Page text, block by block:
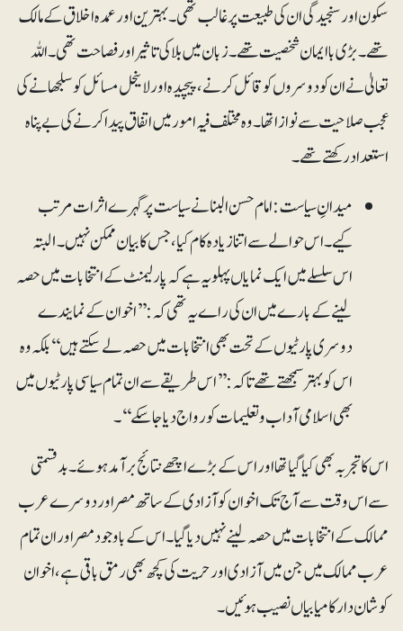
سکون اور سنجیدگی ان کی طبیعت پر غالب تھی۔ بہترین اور عمدہ اخلاق کے مالک
تھے۔ بڑی با ایمان شخصیت تھے۔ زبان میں بلاکی تاثیر اور فصاحت تھی۔ اللہ
تعالیٰ نے ان کو دوسروں کو قائل کرنے ، پیچیدہ اور لاینحل مسائل کو سلجھانے کی
عجب صلاحیت سے نوازاتھا۔ وہ مختلف فیہ امور میں اتفاق پیدا کرنے کی بے پناہ
استعداد رکھتے تھے۔
میدانِ سیاست: امام حسن البنانے سیاست پر گہرے اثرات مرتب
کیے۔ اس حوالے سے اتنا زیادہ کام کیا، جس کا بیان ممکن نہیں۔ ۱لبتہ
اس سلسلے میں ایک نمایاں پہلو یہ ہے کہ پارلیمنٹ کے انتخابات میں حصہ
لینے کے بارے میں ان کی راے یہ تھی کہ:’’اخوان کے نمایندے
دوسری پارٹیوں کے تحت بھی انتخابات میں حصہ لے سکتے ہیں ‘‘بلکہ وہ
اس کو بہتر سمجھتے تھے تاکہ: ’’اس طریقے سے ان تمام سیاسی پارٹیوں میں
بھی اسلامی آداب و تعلیمات کو رواج دیا جاسکے‘‘۔
اس کاتجربہ بھی کیاگیاتھا اور اس کے بڑے اچھے نتائج برآمد ہوئے۔ بد قسمتی
سے اس وقت سے آج تک اخوان کو آزادی کے ساتھ مصر اور دوسرے عرب
ممالک کے انتخابات میں حصہ لینے نہیں دیا گیا۔ اس کے باوجود مصر اور ان تمام
عرب ممالک میں جن میں آزادی اور حریت کی کچھ بھی ر مق باقی ہے، اخوان
کو شان دار کامیابیاں نصیب ہوئیں۔